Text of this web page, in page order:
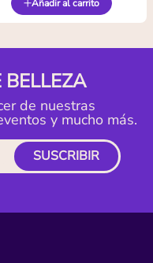
Añadir al carrito
de nuestras
y mucho más.
SUSCRIBIR